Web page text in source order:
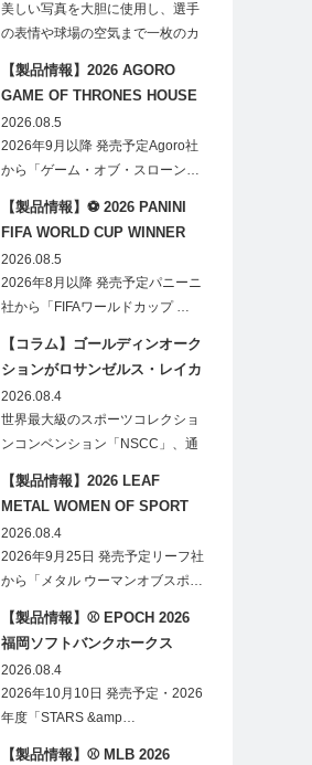
見逃せない
美しい写真を大胆に使用し、選手
の表情や球場の空気まで一枚のカ
【製品情報】2026 AGORO
GAME OF THRONES HOUSE
STARK BLIND BOX
2026.08.5
2026年9月以降 発売予定Agoro社
から「ゲーム・オブ・スローン…
【製品情報】⚽ 2026 PANINI
FIFA WORLD CUP WINNER
STICKER POSTER
2026.08.5
2026年8月以降 発売予定パニーニ
社から「FIFAワールドカップ …
【コラム】ゴールディンオーク
ションがロサンゼルス・レイカ
ーズのオフィシャルオークショ
ンスポンサーに！
2026.08.4
世界最大級のスポーツコレクショ
ンコンベンション「NSCC」、通
【製品情報】2026 LEAF
METAL WOMEN OF SPORT
HOBBY
2026.08.4
2026年9月25日 発売予定リーフ社
から「メタル ウーマンオブスポ…
【製品情報】⚾ EPOCH 2026
福岡ソフトバンクホークス
STARS&LEGENDS ベースボー
ルカード
2026.08.4
2026年10月10日 発売予定・2026
年度「STARS &amp…
【製品情報】⚾ MLB 2026